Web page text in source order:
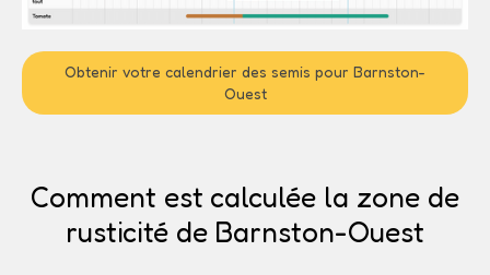
Obtenir votre calendrier des semis pour Barnston-
Ouest
Comment est calculée la zone de
rusticité de Barnston-Ouest